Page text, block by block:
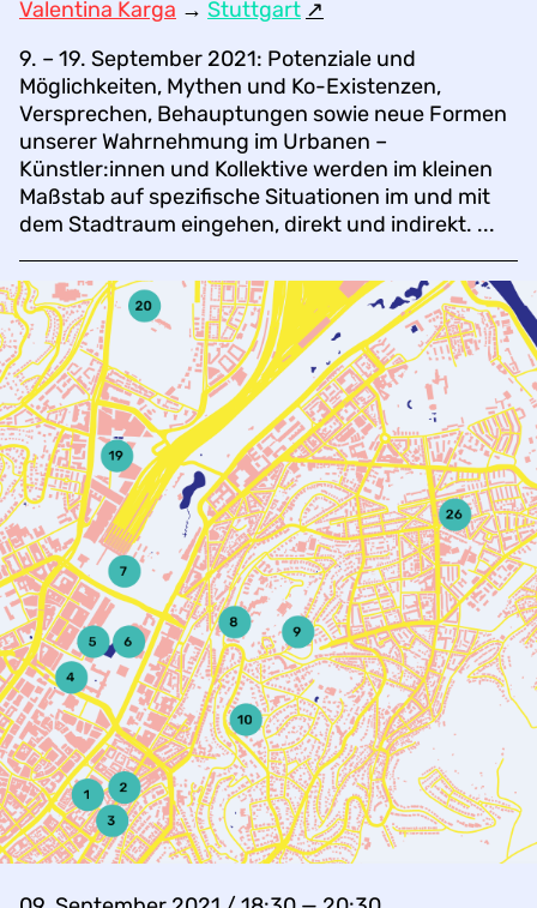
Valentina Karga → Stuttgart ↗︎
9. – 19. September 2021: Potenziale und
Möglichkeiten, Mythen und Ko-Existenzen,
Versprechen, Behauptungen sowie neue Formen
unserer Wahrnehmung im Urbanen –
Künstler:innen und Kollektive werden im kleinen
Maßstab auf spezifische Situationen im und mit
dem Stadtraum eingehen, direkt und indirekt. ...